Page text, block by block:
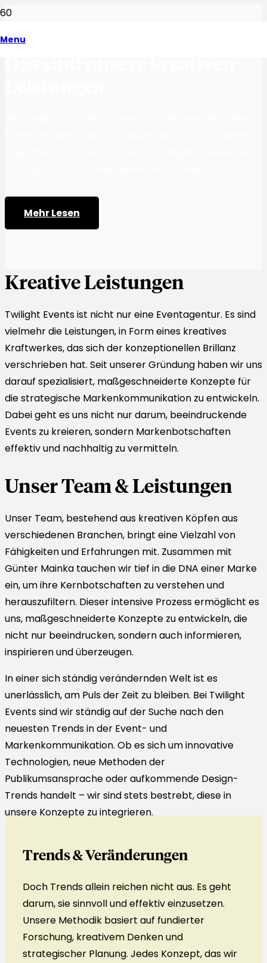
Menu
Mehr Lesen
Kreative Leistungen
Twilight Events ist nicht nur eine Eventagentur. Es sind
vielmehr die Leistungen, in Form eines kreatives
Kraftwerkes, das sich der konzeptionellen Brillanz
verschrieben hat. Seit unserer Gründung haben wir uns
darauf spezialisiert, maßgeschneiderte Konzepte für
die strategische Markenkommunikation zu entwickeln.
Dabei geht es uns nicht nur darum, beeindruckende
Events zu kreieren, sondern Markenbotschaften
effektiv und nachhaltig zu vermitteln.
Unser Team & Leistungen
Unser Team, bestehend aus kreativen Köpfen aus
verschiedenen Branchen, bringt eine Vielzahl von
Fähigkeiten und Erfahrungen mit. Zusammen mit
Günter Mainka tauchen wir tief in die DNA einer Marke
ein, um ihre Kernbotschaften zu verstehen und
herauszufiltern. Dieser intensive Prozess ermöglicht es
uns, maßgeschneiderte Konzepte zu entwickeln, die
nicht nur beeindrucken, sondern auch informieren,
inspirieren und überzeugen.
In einer sich ständig verändernden Welt ist es
unerlässlich, am Puls der Zeit zu bleiben. Bei Twilight
Events sind wir ständig auf der Suche nach den
neuesten Trends in der Event- und
Markenkommunikation. Ob es sich um innovative
Technologien, neue Methoden der
Publikumsansprache oder aufkommende Design-
Trends handelt – wir sind stets bestrebt, diese in
unsere Konzepte zu integrieren.
Trends & Veränderungen
Doch Trends allein reichen nicht aus. Es geht
darum, sie sinnvoll und effektiv einzusetzen.
Unsere Methodik basiert auf fundierter
Forschung, kreativem Denken und
strategischer Planung. Jedes Konzept, das wir